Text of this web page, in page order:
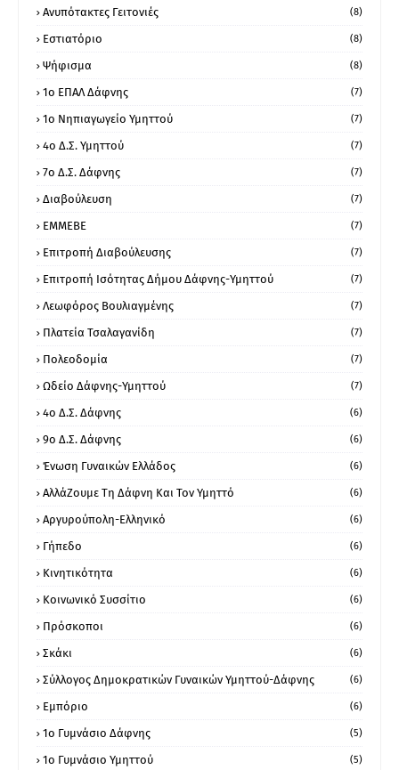
Ανυπότακτες Γειτονιές (8)
Εστιατόριο (8)
Ψήφισμα (8)
1ο ΕΠΑΛ Δάφνης (7)
1ο Νηπιαγωγείο Υμηττού (7)
4ο Δ.Σ. Υμηττού (7)
7ο Δ.Σ. Δάφνης (7)
Διαβούλευση (7)
ΕΜΜΕΒΕ (7)
Επιτροπή Διαβούλευσης (7)
Επιτροπή Ισότητας Δήμου Δάφνης-Υμηττού (7)
Λεωφόρος Βουλιαγμένης (7)
Πλατεία Τσαλαγανίδη (7)
Πολεοδομία (7)
Ωδείο Δάφνης-Υμηττού (7)
4ο Δ.Σ. Δάφνης (6)
9ο Δ.Σ. Δάφνης (6)
Ένωση Γυναικών Ελλάδος (6)
ΑλλάΖουμε Τη Δάφνη Και Τον Υμηττό (6)
Αργυρούπολη-Ελληνικό (6)
Γήπεδο (6)
Κινητικότητα (6)
Κοινωνικό Συσσίτιο (6)
Πρόσκοποι (6)
Σκάκι (6)
Σύλλογος Δημοκρατικών Γυναικών Υμηττού-Δάφνης (6)
Εμπόριο (6)
1ο Γυμνάσιο Δάφνης (5)
1ο Γυμνάσιο Υμηττού (5)